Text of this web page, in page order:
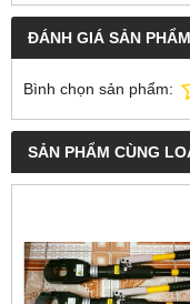
ĐÁNH GIÁ SẢN PHẨM
Bình chọn sản phẩm:
SẢN PHẨM CÙNG